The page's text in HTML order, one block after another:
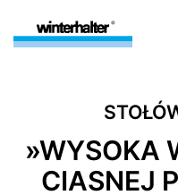
»WYSOKA
CIASNEJ